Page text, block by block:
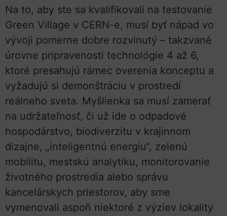
Na to, aby ste sa kvalifikovali na testovanie
Green Village v CERN-e, musí byť nápad vo
vývoji pomerne dobre rozvinutý – takzvané
úrovne pripravenosti technológie 4 až 6,
ktoré presahujú rámec overenia konceptu a
vyžadujú si demonštráciu v prostredí
reálneho sveta. Myšlienka sa musí zamerať
na udržateľnosť, či už ide o odpadové
hospodárstvo, biodiverzitu v krajinnom
dizajne, „inteligentnú energiu“, zelenú
mobilitu, mestskú analytiku, monitorovanie
životného prostredia alebo správu
kancelárskych priestorov, aby sme
vymenovali aspoň niektoré z výziev lokality